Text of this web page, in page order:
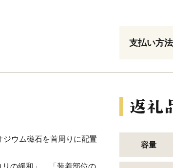
支払い方法
ウム磁石を首周りに配置
の緩和」、「装着部位の
容量